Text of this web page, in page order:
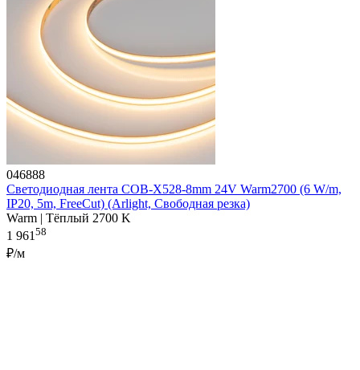
046888
Светодиодная лента COB-X528-8mm 24V Warm2700 (6 W/m,
IP20, 5m, FreeCut) (Arlight, Свободная резка)
Warm | Тёплый 2700 K
1 96158
₽/м